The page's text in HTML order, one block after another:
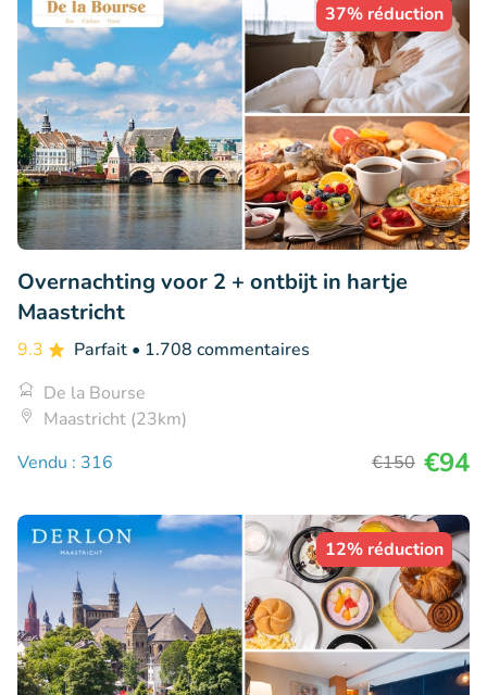
37% réduction
Overnachting voor 2 + ontbijt in hartje
Maastricht
9.3 Parfait • 1.708 commentaires
De la Bourse
Maastricht (23km)
Vendu : 316
€150 €94
12% réduction